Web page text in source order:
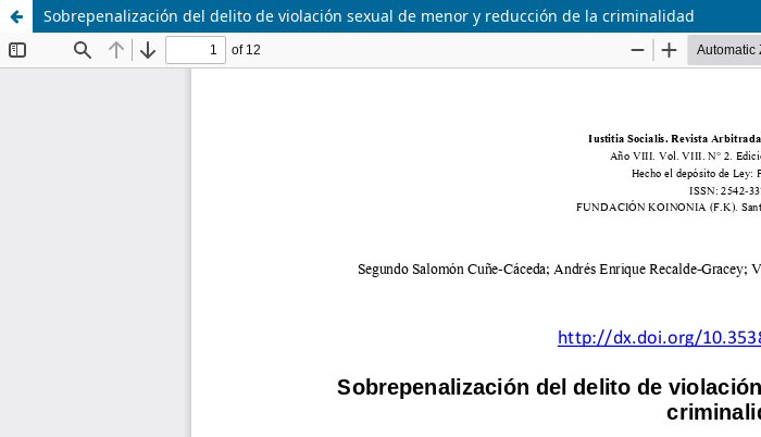
Sobrepenalización del delito de violación sexual de menor y reducción de la criminalidad